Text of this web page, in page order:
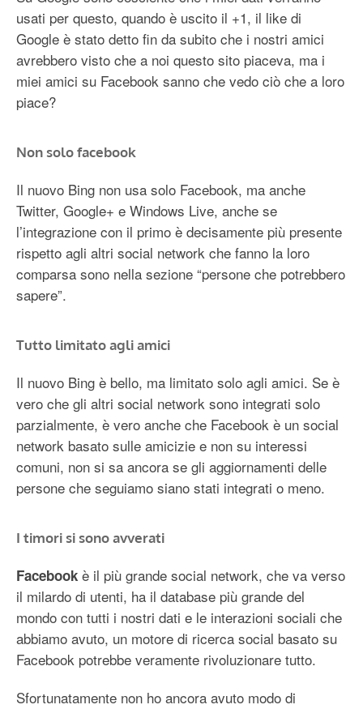
usati per questo, quando è uscito il +1, il like di
Google è stato detto fin da subito che i nostri amici
avrebbero visto che a noi questo sito piaceva, ma i
miei amici su Facebook sanno che vedo ciò che a loro
piace?
Non solo facebook
Il nuovo Bing non usa solo Facebook, ma anche
Twitter, Google+ e Windows Live, anche se
l’integrazione con il primo è decisamente più presente
rispetto agli altri social network che fanno la loro
comparsa sono nella sezione “persone che potrebbero
sapere”.
Tutto limitato agli amici
Il nuovo Bing è bello, ma limitato solo agli amici. Se è
vero che gli altri social network sono integrati solo
parzialmente, è vero anche che Facebook è un social
network basato sulle amicizie e non su interessi
comuni, non si sa ancora se gli aggiornamenti delle
persone che seguiamo siano stati integrati o meno.
I timori si sono avverati
Facebook è il più grande social network, che va verso
il milardo di utenti, ha il database più grande del
mondo con tutti i nostri dati e le interazioni sociali che
abbiamo avuto, un motore di ricerca social basato su
Facebook potrebbe veramente rivoluzionare tutto.
Sfortunatamente non ho ancora avuto modo di